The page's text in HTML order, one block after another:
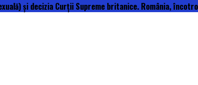
și decizia Curții Supreme britanice. România,